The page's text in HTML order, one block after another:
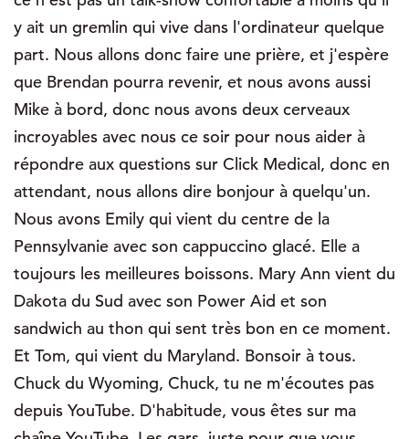
y ait un gremlin qui vive dans l'ordinateur quelque
part. Nous allons donc faire une prière, et j'espère
que Brendan pourra revenir, et nous avons aussi
Mike à bord, donc nous avons deux cerveaux
incroyables avec nous ce soir pour nous aider à
répondre aux questions sur Click Medical, donc en
attendant, nous allons dire bonjour à quelqu'un.
Nous avons Emily qui vient du centre de la
Pennsylvanie avec son cappuccino glacé. Elle a
toujours les meilleures boissons. Mary Ann vient du
Dakota du Sud avec son Power Aid et son
sandwich au thon qui sent très bon en ce moment.
Et Tom, qui vient du Maryland. Bonsoir à tous.
Chuck du Wyoming, Chuck, tu ne m'écoutes pas
depuis YouTube. D'habitude, vous êtes sur ma